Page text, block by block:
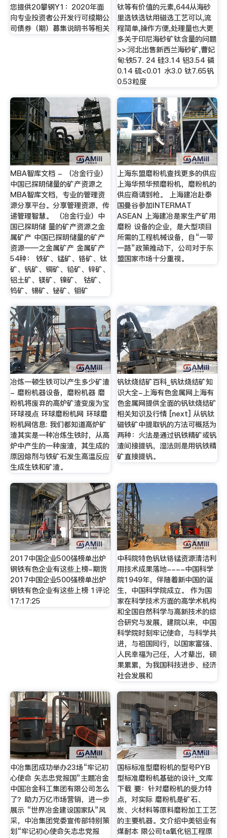
您提供20攀钢Y1：2020年面
向专业投资者公开发行可续期公
司债券（期）募集说明书等相关
钛等有价值的元素,644从海砂
里选铁选钛用磁选工艺可以,流
程简单,操作方便,处理量也大更
多关于印尼海砂矿钛含量的问题
>>:河北出售新西兰海砂矿,曹妃
甸:铁57. 24 硅3.14 铝3.54 磷
0.14 硫<0.01 水3.0 钛7.65钒
0.53粒度
MBA智库文档 - （冶金行业）
中国已探明储量的矿产资源之
MBA智库文档，专业的管理资
源分享平台。分享管理资源，传
递管理智慧。 （冶金行业）中
国已探明储 量的矿产资源之金
属矿产 中国已探明储量的矿产
资源——之金属矿产 金属矿产
54种： 铁矿、锰矿、铬矿、钛
矿、钒矿、铜矿、铅矿、锌矿、
铝土矿、镁矿、镍矿、 钴矿、
钨矿、锡矿、铋矿、钼矿
上海东盟磨粉机查找更多的供应
上海华预华预磨粉机，磨粉机的
供应商请到枪。 上海建冶赴泰
国曼谷参加INTERMAT
ASEAN 上海建冶是家生产矿用
磨粉 设备的企业，是大型项目
所需的工程机械设备，自“一带
一路”政策推动下，公司对于东
盟国家市场十分重视。
冶炼一顿生铁可以产生多少矿渣
- 磨粉机器设备，磨粉机器 磨
粉机将废弃的高炉矿渣变废为宝
环球视点 环球磨粉机网 环球磨
粉机网信息: 我们都知道高炉矿
渣其实是一种冶炼生铁时，从高
炉中产生的一种废渣，其生成的
原因熔剂与铁矿石发生高温反应
生成生铁和矿渣。
钒钛烧结矿百科_钒钛烧结矿知
识大全-上海有色金属网上海有
色金属网提供全面的钒钛烧结矿
相关知识及行情 [next] 从钒钛
磁铁矿中提取钒的方法可概括为
两种：火法是通过钒铁精矿或钒
渣间接提钒，湿法则是用钒铁精
矿直接提钒。
2017中国企业500强榜单出炉
钢铁有色企业有这些上榜-期货
2017中国企业500强榜单出炉
钢铁有色企业有这些上榜 1评论
17:17:25
中科院特色钒钛铬锰资源清洁利
用技术成果落地----中国科学
院1949年，伴随着新中国的诞
生，中国科学院成立。 作为国
家在科学技术方面的高学术机构
和全国自然科学与高新技术的综
合研究与发展，建院以来，中国
科学院时刻牢记使命，与科学共
进，与祖国同行，以国家富强、
人民幸福为己任，人才辈出，硕
果累累，为我国科技进步、经济
社会发展和
中冶集团成功举办23场“牢记初
心使命 矢志忠党报国”主题冶金
中国冶金科工集团有限公司怎么
了？助力万亿市场营销，进一步
展示 “世界冶金建设国家队”风
采，中冶集团党委宣传部特别策
划“牢记初心使命矢志忠党报
国标标准型磨粉机的型号PYB
型标准磨粉机基础的设计_文库
下载 要：针对磨粉机的受力特
点，对实际 磨粉机是矿石、
炭、火材料等原料磨粉加工工艺
的主要机器。文介绍中美铝业有
煤耐本 限公司ta氧化铝工程原